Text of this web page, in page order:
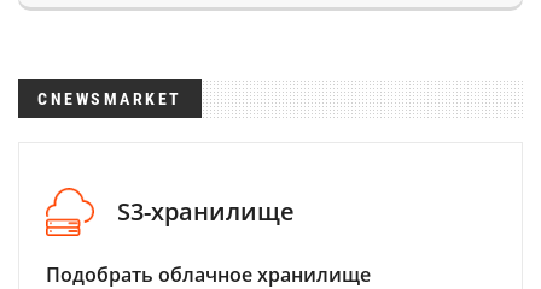
CNEWSMARKET
S3-хранилище
Подобрать облачное хранилище